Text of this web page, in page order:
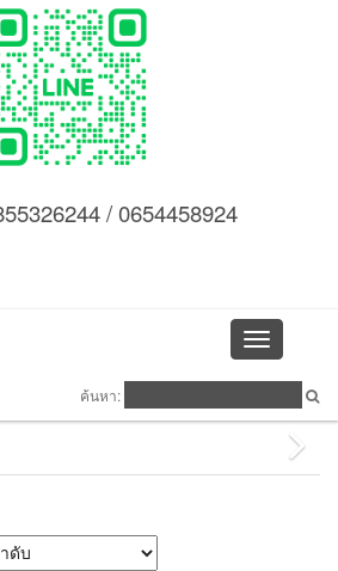
/ 0654458924
Toggle
navigation
ค้นหา: